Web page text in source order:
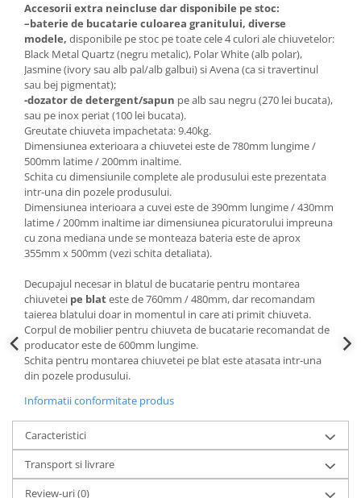
Accesorii extra neincluse dar disponibile pe stoc:
–baterie de bucatarie culoarea granitului, diverse
modele, disponibile pe stoc pe toate cele 4 culori ale chiuvetelor:
Black Metal Quartz (negru metalic), Polar White (alb polar),
Jasmine (ivory sau alb pal/alb galbui) si Avena (ca si travertinul
sau bej pigmentat);
-dozator de detergent/sapun pe alb sau negru (270 lei bucata),
sau pe inox periat (100 lei bucata).
Greutate chiuveta impachetata: 9.40kg.
Dimensiunea exterioara a chiuvetei este de 780mm lungime /
500mm latime / 200mm inaltime.
Schita cu dimensiunile complete ale produsului este prezentata
intr-una din pozele produsului.
Dimensiunea interioara a cuvei este de 390mm lungime / 430mm
latime / 200mm inaltime iar dimensiunea picuratorului impreuna
cu zona mediana unde se monteaza bateria este de aprox
355mm x 500mm (vezi schita detaliata).
Decupajul necesar in blatul de bucatarie pentru montarea
chiuvetei pe blateste de 760mm / 480mm, dar recomandam
taierea blatului doar in momentul in care ati primit chiuveta.
Corpul de mobilier pentru chiuveta de bucatarie recomandat de
producator este de 600mm lungime.
Schita pentru montarea chiuvetei pe blat este atasata intr-una
din pozele produsului.
Informatii conformitate produs
Caracteristici
Transport si livrare
Review-uri(0)